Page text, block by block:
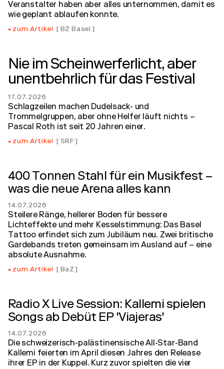
Veranstalter haben aber alles unternommen, damit es
wie geplant ablaufen konnte.
zum Artikel BZ Basel
Nie im Scheinwerferlicht, aber
unentbehrlich für das Festival
17.07.2026
Schlagzeilen machen Dudelsack- und
Trommelgruppen, aber ohne Helfer läuft nichts –
Pascal Roth ist seit 20 Jahren einer.
zum Artikel SRF
400 Tonnen Stahl für ein Musikfest –
was die neue Arena alles kann
14.07.2026
Steilere Ränge, hellerer Boden für bessere
Lichteffekte und mehr Kesselstimmung: Das Basel
Tattoo erfindet sich zum Jubiläum neu. Zwei britische
Gardebands treten gemeinsam im Ausland auf – eine
absolute Ausnahme.
zum Artikel BaZ
Radio X Live Session: Kallemi spielen
Songs ab Debüt EP 'Viajeras'
14.07.2026
Die schweizerisch-palästinensische All-Star-Band
Kallemi feierten im April diesen Jahres den Release
ihrer EP in der Kuppel. Kurz zuvor spielten die vier